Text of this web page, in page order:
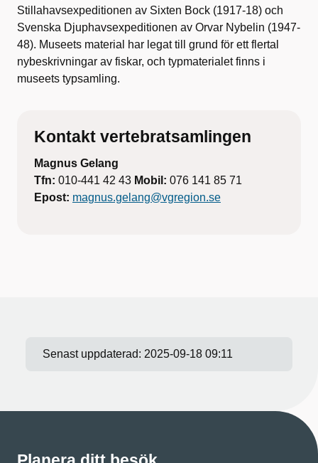
Stillahavsexpeditionen av Sixten Bock (1917-18) och
Svenska Djuphavsexpeditionen av Orvar Nybelin (1947-
48). Museets material har legat till grund för ett flertal
nybeskrivningar av fiskar, och typmaterialet finns i
museets typsamling.
Kontakt vertebratsamlingen
Magnus Gelang
Tfn: 010-441 42 43 Mobil: 076 141 85 71
Epost: magnus.gelang@vgregion.se
Senast uppdaterad: 2025-09-18 09:11